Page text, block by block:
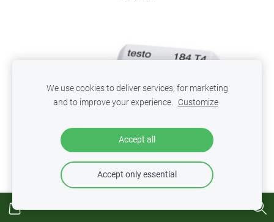
We use cookies to deliver services, for marketing
and to improve your experience. Customize
Accept all
Accept only essential